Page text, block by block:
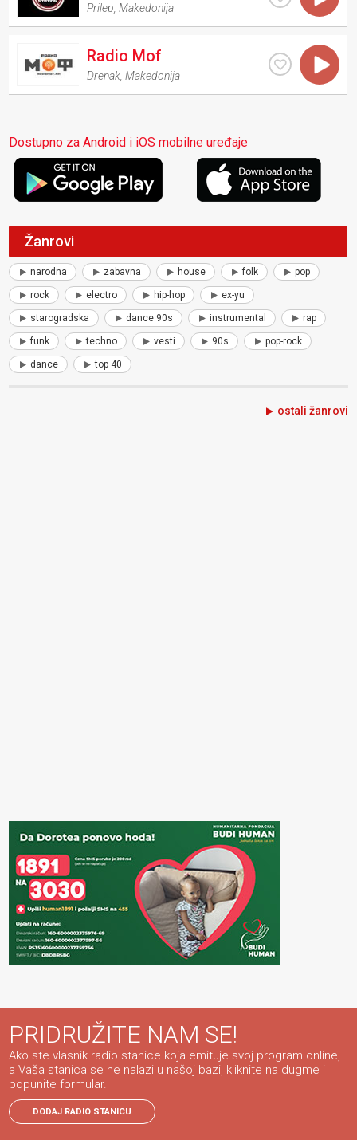
Prilep ,Makedonija
Radio Mof
Drenak ,Makedonija
Dostupno za Android i iOS mobilne uređaje
Žanrovi
narodna zabavna house folk pop
rock electro hip-hop ex-yu
starogradska dance 90s instrumental rap
funk techno vesti 90s pop-rock
dance top 40
ostali žanrovi
PRIDRUŽITE NAM SE!
Ako ste vlasnik radio stanice koja emituje svoj program online,
a Vaša stanica se ne nalazi u našoj bazi, kliknite na dugme i
popunite formular.
DODAJ RADIO STANICU